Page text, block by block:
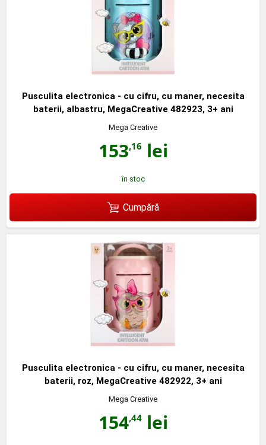
Pusculita electronica - cu cifru, cu maner, necesita
baterii, albastru, MegaCreative 482923, 3+ ani
Mega Creative
153,16 lei
în stoc
Cumpără
Pusculita electronica - cu cifru, cu maner, necesita
baterii, roz, MegaCreative 482922, 3+ ani
Mega Creative
154,44lei